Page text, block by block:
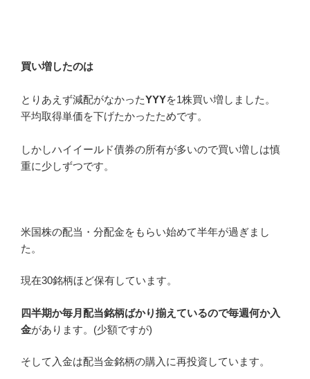
買い増したのは
とりあえず減配がなかったYYYを1株買い増しました。
平均取得単価を下げたかったためです。
しかしハイイールド債券の所有が多いので買い増しは慎
重に少しずつです。
米国株の配当・分配金をもらい始めて半年が過ぎまし
た。
現在30銘柄ほど保有しています。
四半期か毎月配当銘柄ばかり揃えているので毎週何か入
金があります。(少額ですが)
そして入金は配当金銘柄の購入に再投資しています。